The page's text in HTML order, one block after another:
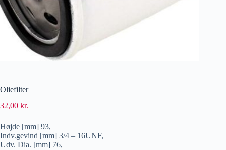
Oliefilter
32,00 kr.
Højde [mm] 93,
Indv.gevind [mm] 3/4 – 16UNF,
Udv. Dia. [mm] 76,